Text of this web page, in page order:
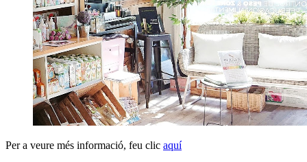
Per a veure més informació, feu clic aquí